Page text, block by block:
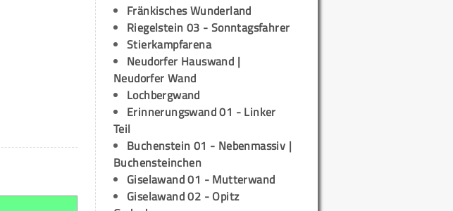
Fränkisches Wunderland
Riegelstein 03 - Sonntagsfahrer
Stierkampfarena
Neudorfer Hauswand |
Neudorfer Wand
Lochbergwand
Erinnerungswand 01 - Linker
Teil
Buchenstein 01 - Nebenmassiv |
Buchensteinchen
Giselawand 01 - Mutterwand
Giselawand 02 - Opitz